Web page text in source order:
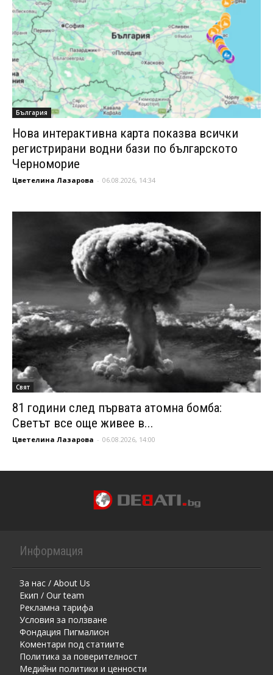
България
Нова интерактивна карта показва всички
регистрирани водни бази по българското
Черноморие
Цветелина Лазарова - 06.08.2026, 14:34
Свят
81 години след първата атомна бомба:
Светът все още живее в...
Цветелина Лазарова - 06.08.2026, 14:00
Информация
За нас / About Us
Екип / Our team
Рекламна тарифа
Условия за ползване
Фондация Пигмалион
Kоментaри под статиите
Политика за поверителност
Медийни политики и ценности